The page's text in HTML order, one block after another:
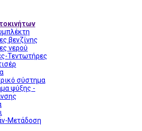
βενζίνης
νερού
Τεντωτήρες
σύστημα
ψύξης -
Μετάδοση